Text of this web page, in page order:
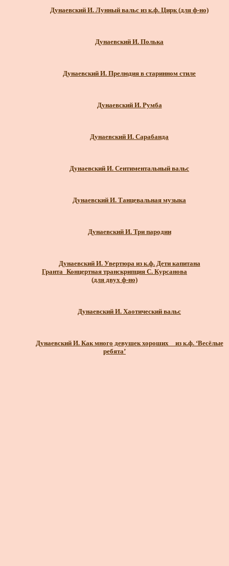
Дунаевский И. Лунный вальс из к.ф. Цирк (для ф-но)
Дунаевский И. Полька
Дунаевский И. Прелюдия в старинном стиле
Дунаевский И. Румба
Дунаевский И. Сарабанда
Дунаевский И. Сентиментальный вальс
Дунаевский И. Танцевальная музыка
Дунаевский И. Три пародии
Дунаевский И. Увертюра из к.ф. Дети капитана
Гранта_Концертная транскрипция С. Курсанова
(для двух ф-но)
Дунаевский И. Хаотический вальс
Дунаевский И. Как много девушек хороших _ из к.ф. ‘Весёлые
ребята’